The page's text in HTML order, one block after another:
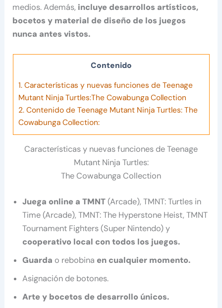
medios. Además, incluye desarrollos artísticos,
bocetos y material de diseño de los juegos
nunca antes vistos.
Contenido
1.Características y nuevas funciones de Teenage
Mutant Ninja Turtles:The Cowabunga Collection
2.Contenido de Teenage Mutant Ninja Turtles: The
Cowabunga Collection:
Características y nuevas funciones de Teenage
Mutant Ninja Turtles:
The Cowabunga Collection
Juega online a TMNT(Arcade), TMNT: Turtles in
Time (Arcade), TMNT: The Hyperstone Heist, TMNT
Tournament Fighters (Super Nintendo) y
cooperativo local con todos los juegos.
Guarda o rebobina en cualquier momento.
Asignación de botones.
Arte y bocetos de desarrollo únicos.